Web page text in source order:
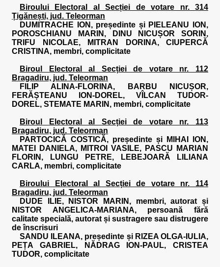
Biroului Electoral al Secției de votare nr. 314
Țigănești, jud. Teleorman
DUMITRACHE ION, președinte și PIELEANU ION,
POROSCHIANU MARIN, DINU NICUȘOR SORIN,
TRIFU NICOLAE, MITRAN DORINA, CIUPERCĂ
CRISTINA, membri, complicitate
Biroul Electoral al Secției de votare nr. 112
Bragadiru, jud. Teleorman
FILIP ALINA-FLORINA, BARBU NICUȘOR,
FERĂȘTEANU ION-DOREL, VÎLCAN TUDOR-
DOREL, STEMATE MARIN, membri, complicitate
Biroul Electoral al Secției de votare nr. 113
Bragadiru, jud. Teleorman
PARTOCICĂ COSTICĂ, președinte și MIHAI ION,
MATEI DANIELA, MITROI VASILE, PASCU MARIAN
FLORIN, LUNGU PETRE, LEBEJOARĂ LILIANA
CARLA, membri, complicitate
Biroului Electoral al Secției de votare nr. 114
Bragadiru, jud. Teleorman
DUDE ILIE, NISTOR MARIN, membri, autorat și
NISTOR ANGELICA-MARIANA, persoană fără
calitate specială, autorat și sustragere sau distrugere
de înscrisuri
SANDU ILEANA, președinte și RIZEA OLGA-IULIA,
PEȚA GABRIEL, NĂDRAG ION-PAUL, CRISTEA
TUDOR, complicitate